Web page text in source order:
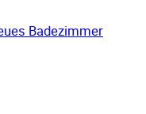
Badezimmer